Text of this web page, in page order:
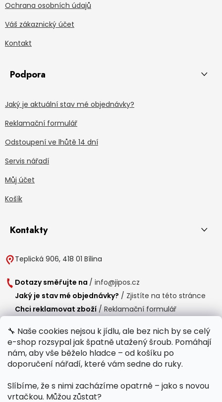
🔧 Naše cookies nejsou k jídlu, ale bez nich by se celý
e-shop rozsypal jak špatně utažený šroub. Pomáhají
nám, aby vše běželo hladce – od košíku po
doporučení nářadí, které vám sedne do ruky.
Slíbíme, že s nimi zacházíme opatrně – jako s novou
vrtačkou. Můžou zůstat?
Ochrana osobních údajů
Váš zákaznický účet
Kontakt
Podpora
Jaký je aktuální stav mé objednávky?
Reklamační formulář
Odstoupení ve lhůtě 14 dní
Servis nářadí
Můj účet
Košík
Kontakty
Teplická 906, 418 01 Bílina
Dotazy směřujte na / info@jipos.cz
Jaký je stav mé objednávky? / Zjistíte na této stránce
Chci reklamovat zboží / Reklamační formulář
Provozní doba
Po-Čt /
8:00 - 15:00
Polední přestávka /11:00 - 11:30